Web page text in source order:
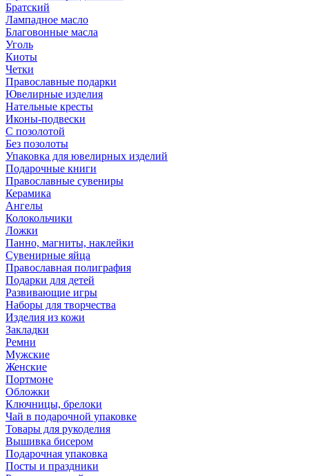
Братский
Лампадное масло
Благовонные масла
Уголь
Киоты
Четки
Православные подарки
Ювелирные изделия
Нательные кресты
Иконы-подвески
С позолотой
Без позолоты
Упаковка для ювелирных изделий
Подарочные книги
Православные сувениры
Керамика
Ангелы
Колокольчики
Ложки
Панно, магниты, наклейки
Сувенирные яйца
Православная полиграфия
Подарки для детей
Развивающие игры
Наборы для творчества
Изделия из кожи
Закладки
Ремни
Мужские
Женские
Портмоне
Обложки
Ключницы, брелоки
Чай в подарочной упаковке
Товары для рукоделия
Вышивка бисером
Подарочная упаковка
Посты и праздники